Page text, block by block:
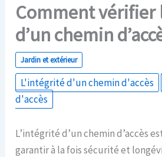
Comment vérifier
d’un chemin
Jardin et extérieur
L'intégrité d'un chemin d'accès
d'accès
L’intégrité d’un chemin d’accès
garantir à la fois sécurité et